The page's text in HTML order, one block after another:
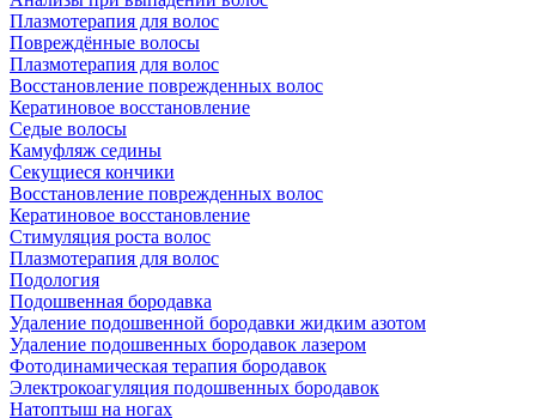
Плазмотерапия для волос
Повреждённые волосы
Плазмотерапия для волос
Восстановление поврежденных волос
Кератиновое восстановление
Седые волосы
Камуфляж седины
Секущиеся кончики
Восстановление поврежденных волос
Кератиновое восстановление
Стимуляция роста волос
Плазмотерапия для волос
Подология
Подошвенная бородавка
Удаление подошвенной бородавки жидким азотом
Удаление подошвенных бородавок лазером
Фотодинамическая терапия бородавок
Электрокоагуляция подошвенных бородавок
Натоптыш на ногах